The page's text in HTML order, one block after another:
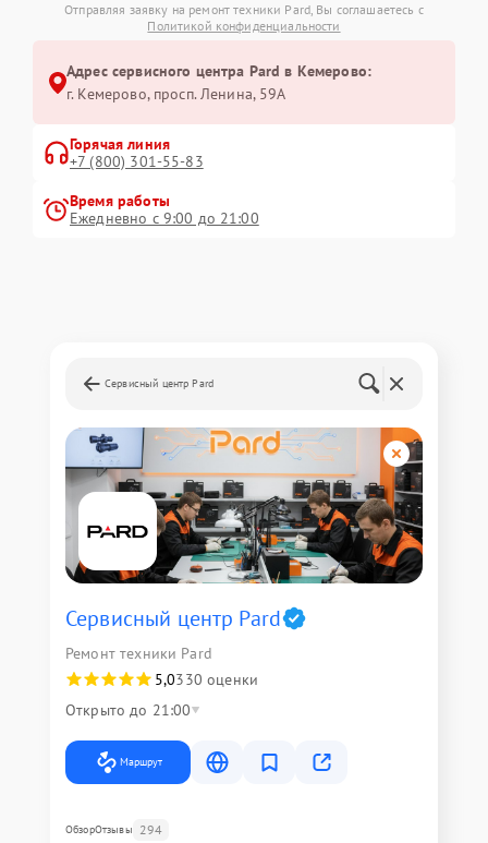
Отправляя заявку на ремонт техники Pard, Вы соглашаетесь с
Политикой конфиденциальности
Адрес сервисного центра Pard в Кемерово:
г. Кемерово, просп. Ленина, 59А
Горячая линия
+7 (800) 301-55-83
Время работы
Ежедневно с 9:00 до 21:00
Сервисный центр Pard
Сервисный центр Pard
Ремонт техники Pard
5,0330 оценки
Открыто до 21:00
Маршрут
ОбзорОтзывы 294